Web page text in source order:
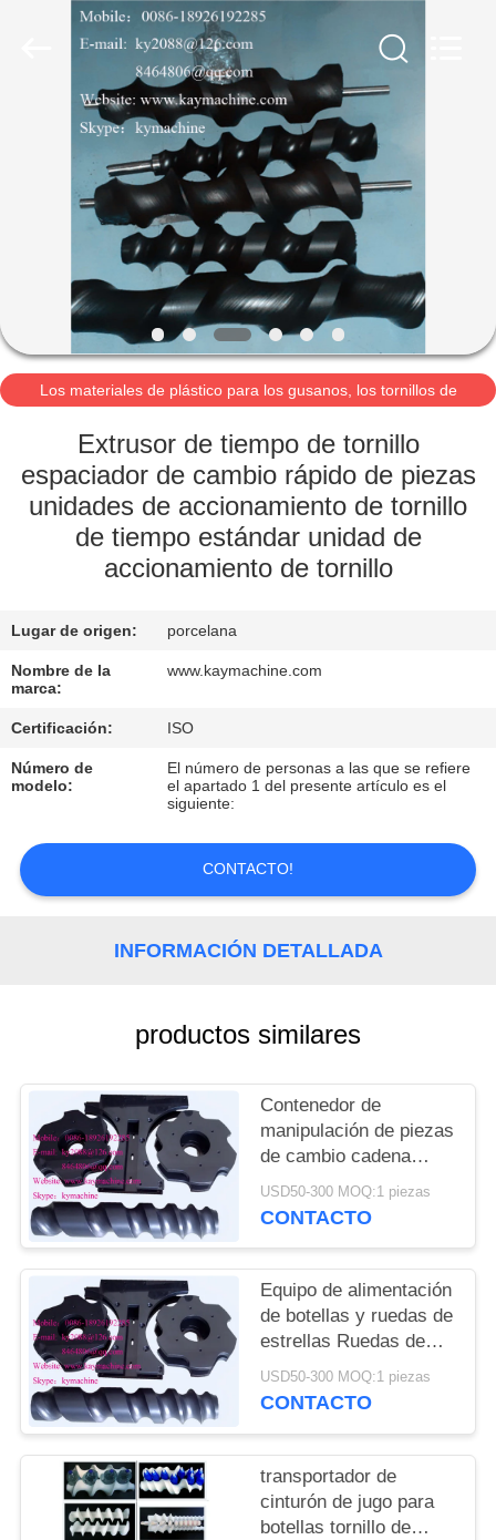
INICIO
PRODUCTOS
NOSOTROS
VISITA
A
FÁBRICA
CONTROL
CONTACTO
NOTICIAS
UNA
COTIZACIÓN
PRIVACY
POLICY
Los materiales de plástico para los gusanos, los tornillos de
Extrusor de tiempo de tornillo
espaciador de cambio rápido de piezas
unidades de accionamiento de tornillo
de tiempo estándar unidad de
accionamiento de tornillo
Lugar de origen: porcelana
Nombre de la
marca:
www.kaymachine.com
Certificación: ISO
Número de
modelo:
El número de personas a las que se refiere
el apartado 1 del presente artículo es el
siguiente:
CONTACTO!
INFORMACIÓN DETALLADA
productos similares
Contenedor de
manipulación de piezas
de cambio cadena
transportadora para
cerveza línea de
alimentación China
fabricante
USD50-300 MOQ:1 piezas
CONTACTO
Equipo de alimentación
de botellas y ruedas de
estrellas Ruedas de
estrellas de plástico y
engranajes de plástico
USD50-300 MOQ:1 piezas
CONTACTO
transportador de
cinturón de jugo para
botellas tornillo de